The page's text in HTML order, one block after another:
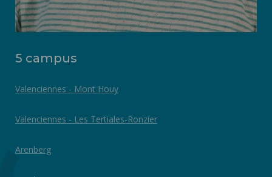
5 campus
Valenciennes - Mont Houy
Valenciennes - Les Tertiales-Ronzier
Arenberg